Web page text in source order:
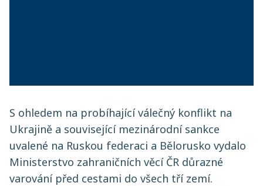
S ohledem na probíhající válečný konflikt na
Ukrajině a související mezinárodní sankce
uvalené na Ruskou federaci a Bělorusko vydalo
Ministerstvo zahraničních věcí ČR důrazné
varování před cestami do všech tří zemí.